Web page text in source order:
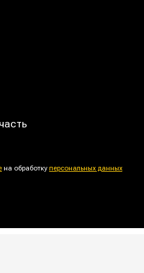
на обработкуперсональных данных